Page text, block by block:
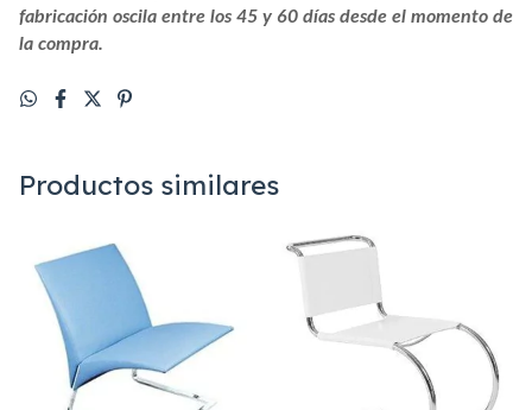
fabricación oscila entre los 45 y 60 días desde el momento de
la compra.
Productos similares